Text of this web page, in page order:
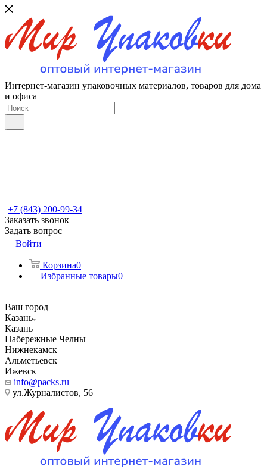
Интернет-магазин упаковочных материалов, товаров для дома
и офиса
+7 (843) 200-99-34
Заказать звонок
Задать вопрос
Войти
Корзина0
Избранные товары0
Ваш город
Казань
Казань
Набережные Челны
Нижнекамск
Альметьевск
Ижевск
info@packs.ru
ул.Журналистов, 56